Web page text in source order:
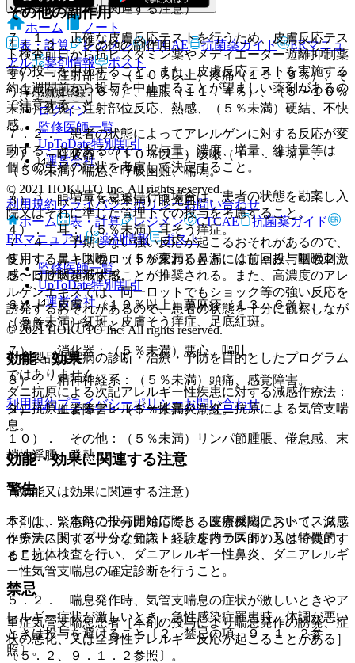
その他の副作用
１１．２． その他の副作用
１）． 注射部位：（１０％以上）疼痛（１５．９％）、そ
う痒感（１３．６％）、腫脹（１１．４％）、（５〜１０％
未満）紅斑、注射部位反応、熱感、（５％未満）硬結、不快
感。
２）． 呼吸器：（１０％以上）咳嗽（１１．４％）、
（５％未満）喘息、呼吸困難、喘鳴。
３）． 眼：（５％未満）眼充血。
４）． 耳：（５％未満）耳そう痒症。
５）． 鼻・咽喉：（５％未満）鼻漏、くしゃみ、咽喉刺激
感、口腔咽頭不快感。
６）． 皮膚：（１０％以上）蕁麻疹（１３．６％）、
（５％未満）紅斑、皮膚そう痒症、足底紅斑。
７）． 消化器：（５％未満）悪心、嘔吐。
８）． 精神神経系：（５％未満）頭痛、感覚障害。
９）． 血管障害：（５％未満）潮紅。
１０）． その他：（５％未満）リンパ節腫脹、倦怠感、末
梢性浮腫、発熱。
警告
本剤は、緊急時に十分に対応できる医療機関において、減感
作療法に関する十分な知識・経験を持つ医師のもとで使用す
ること。
禁忌
重症気管支喘息患者［本剤の投与により喘息発作の誘発、症
状の悪化、又は全身性アレルギー反応が起こることがある］
〔５．２、９．１．２参照〕。
（用法及び用量に関連する注意）
７．１． 正確な皮膚反応テストを行うため、皮膚反応テス
ト検査前日から抗ヒスタミン薬やメディエーター遊離抑制薬
等の投与を中止すること。また、皮膚反応テストを実施する
約１週間前から投与を中止することが望ましい薬剤があるの
で注意すること。
７．２． 患者の状態によってアレルゲンに対する反応が変
動することがあるので、投与量、濃度、増量、維持量等は
個々の患者の症状を考慮して決定すること。
７．３． 増量を急速に行う場合は、患者の状態を勘案し入
院又はそれに準じた管理下での投与を考慮すること。
７．４． 予期しない強い反応が起こるおそれがあるので、
使用するエキスのロットが変わるときには前回投与量の２
５〜５０％を減ずることが推奨される。また、高濃度のアレ
ルゲンエキスでは、同一ロットでもショック等の強い反応を
誘発するおそれがあるので、患者の状態を十分に観察しなが
ら濃度を上げること。
効能・効果
ダニ抗原による次記アレルギー性疾患に対する減感作療法：
ダニ抗原によるアレルギー性鼻炎、ダニ抗原による気管支喘
息。
効能・効果に関連する注意
（効能又は効果に関連する注意）
５．１． 本剤の投与開始に際し、皮膚反応テスト（スクラ
ッチテスト（プリックテスト）、皮内テスト）又は特異的Ｉ
ｇＥ抗体検査を行い、ダニアレルギー性鼻炎、ダニアレルギ
ー性気管支喘息の確定診断を行うこと。
５．２． 喘息発作時、気管支喘息の症状が激しいときやア
レルギー症状が激しいとき、急性感染症罹患時、体調が悪い
ときは投与を避けること〔２．禁忌の項、９．１．２参
照〕。
ホーム
ノート
表・計算
レジメン CTCAE 抗菌薬ガイド
ERマニュ
アル
薬剤情報 ポスト
新規登録
ログイン
監修医師一覧
UpToDate特別割引
運営会社
© 2021 HOKUTO Inc. All rights reserved.
利用規約プライバシーポリシーお問い合わせ
ホーム
表・計算 レジメン CTCAE
抗菌薬ガイド
ERマニュアル
薬剤情報 ポスト
監修医師一覧
UpToDate特別割引
運営会社
© 2021 HOKUTO Inc. All rights reserved.
※本製品は疾病の診断・治療・予防を目的としたプログラム
ではありません。
利用規約プライバシーポリシーお問い合わせ